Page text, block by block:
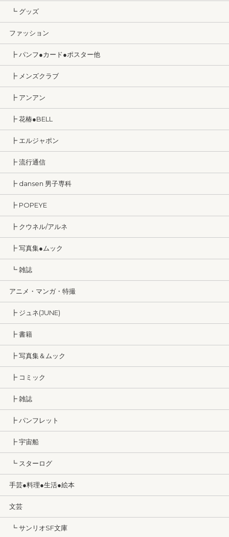
┗ グッズ
ファッション
┣ パンフ●カード●ポスター他
┣ メンズクラブ
┣ アンアン
┣ 花椿●BELL
┣ エルジャポン
┣ 流行通信
┣ dansen 男子専科
┣ POPEYE
┣ クウネル/アルネ
┣ 写真集●ムック
┗ 雑誌
アニメ・マンガ・特撮
┣ ジュネ(JUNE)
┣ 書籍
┣ 写真集＆ムック
┣ コミック
┣ 雑誌
┣ パンフレット
┣ 宇宙船
┗ スターログ
手芸●料理●生活●絵本
文芸
┗ サンリオSF文庫